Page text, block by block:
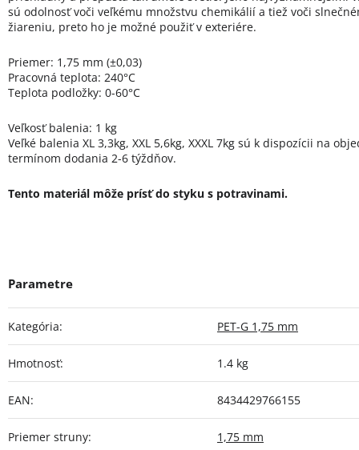
sú odolnosť voči veľkému množstvu chemikálií a tiež voči
žiareniu, preto ho je možné použiť v exteriére.
Priemer: 1,75 mm (±0,03)
Pracovná teplota: 240°C
Teplota podložky: 0-60°C
Veľkosť balenia: 1 kg
Veľké balenia XL 3,3kg, XXL 5,6kg, XXXL 7kg sú k dispozícii na
termínom dodania 2-6 týždňov.
Tento materiál môže prísť do styku s potravinami.
Kategória: PET-G 1,75 mm
Hmotnosť: 1.4 kg
EAN: 8434429766155
Priemer struny: 1,75 mm